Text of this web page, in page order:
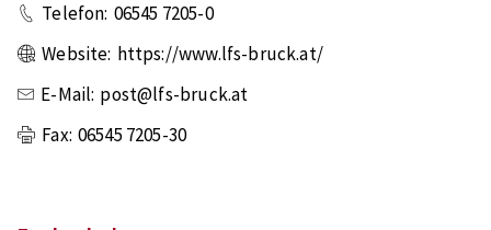
Telefon: 06545 7205-0
Website: https://www.lfs-bruck.at/
E-Mail: post@lfs-bruck.at
Fax: 06545 7205-30